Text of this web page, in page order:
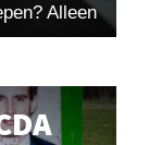
Alleen